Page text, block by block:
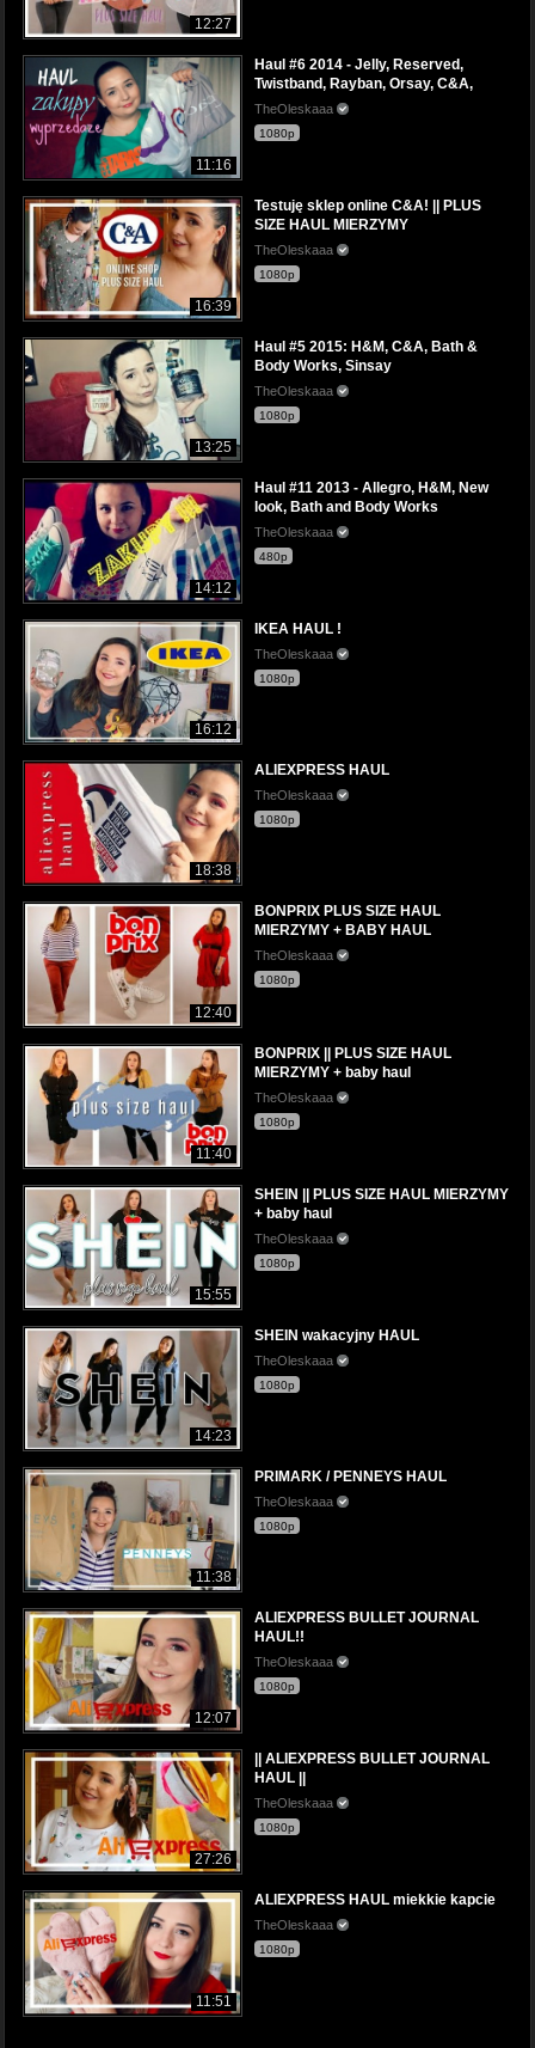
12:27
11:16
Haul #6 2014 - Jelly, Reserved,
Twistband, Rayban, Orsay, C&A,
TheOleskaaa
1080p
16:39
Testuję sklep online C&A! || PLUS
SIZE HAUL MIERZYMY
TheOleskaaa
1080p
13:25
Haul #5 2015: H&M, C&A, Bath &
Body Works, Sinsay
TheOleskaaa
1080p
14:12
Haul #11 2013 - Allegro, H&M, New
look, Bath and Body Works
TheOleskaaa
480p
16:12
IKEA HAUL !
TheOleskaaa
1080p
18:38
ALIEXPRESS HAUL
TheOleskaaa
1080p
12:40
BONPRIX PLUS SIZE HAUL
MIERZYMY + BABY HAUL
TheOleskaaa
1080p
11:40
BONPRIX || PLUS SIZE HAUL
MIERZYMY + baby haul
TheOleskaaa
1080p
15:55
SHEIN || PLUS SIZE HAUL MIERZYMY
+ baby haul
TheOleskaaa
1080p
14:23
SHEIN wakacyjny HAUL
TheOleskaaa
1080p
11:38
PRIMARK / PENNEYS HAUL
TheOleskaaa
1080p
12:07
ALIEXPRESS BULLET JOURNAL
HAUL!!
TheOleskaaa
1080p
27:26
|| ALIEXPRESS BULLET JOURNAL
HAUL ||
TheOleskaaa
1080p
11:51
ALIEXPRESS HAUL miekkie kapcie
TheOleskaaa
1080p